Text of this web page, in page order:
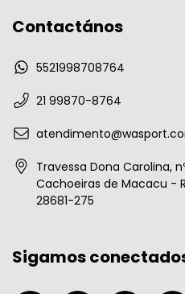
Contactános
5521998708764
21 99870-8764
Travessa Dona Carolina,
Cachoeiras de Macacu -
28681-275
Sigamos